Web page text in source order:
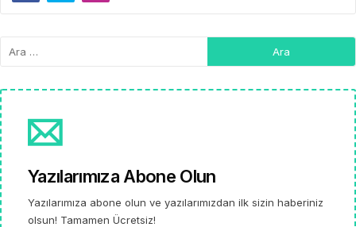
Yazılarımıza Abone Olun
Yazılarımıza abone olun ve yazılarımızdan ilk sizin haberiniz
olsun! Tamamen Ücretsiz!